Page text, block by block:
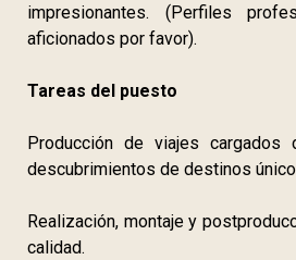
impresionantes. (Perfiles
aficionados por favor).
Tareas del puesto
Producción de viajes
descubrimientos de destinos
Realización, montaje y
calidad.